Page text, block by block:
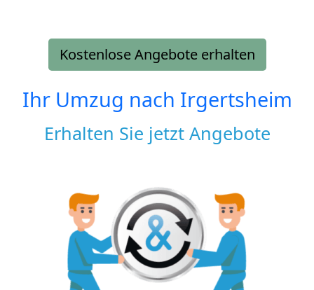
Kostenlose Angebote erhalten
Ihr Umzug nach Irgertsheim
Erhalten Sie jetzt Angebote